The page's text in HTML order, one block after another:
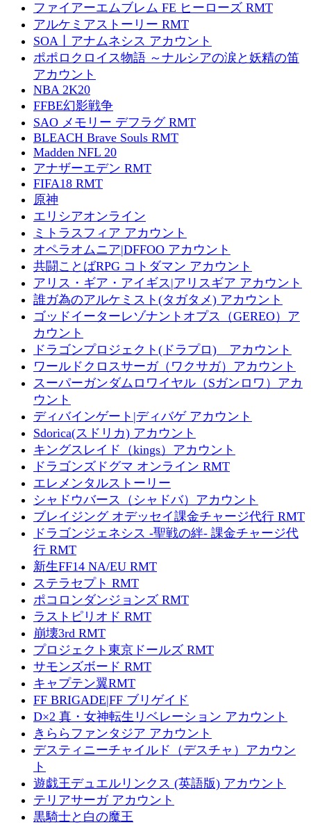
ファイアーエムブレム FE ヒーローズ RMT
アルケミアストーリー RMT
SOA丨アナムネシス アカウント
ポポロクロイス物語 ～ナルシアの涙と妖精の笛
アカウント
NBA 2K20
FFBE幻影戦争
SAO メモリー デフラグ RMT
BLEACH Brave Souls RMT
Madden NFL 20
アナザーエデン RMT
FIFA18 RMT
原神
エリシアオンライン
ミトラスフィア アカウント
オペラオムニア|DFFOO アカウント
共闘ことばRPG コトダマン アカウント
アリス・ギア・アイギス|アリスギア アカウント
誰ガ為のアルケミスト(タガタメ) アカウント
ゴッドイーターレゾナントオプス（GEREO）ア
カウント
ドラゴンプロジェクト(ドラプロ) アカウント
ワールドクロスサーガ（ワクサガ）アカウント
スーパーガンダムロワイヤル（Sガンロワ）アカ
ウント
ディバインゲート|ディバゲ アカウント
Sdorica(スドリカ) アカウント
キングスレイド（kings）アカウント
ドラゴンズドグマ オンライン RMT
エレメンタルストーリー
シャドウバース（シャドバ）アカウント
ブレイジング オデッセイ課金チャージ代行 RMT
ドラゴンジェネシス -聖戦の絆- 課金チャージ代
行 RMT
新生FF14 NA/EU RMT
ステラセプト RMT
ポコロンダンジョンズ RMT
ラストピリオド RMT
崩壊3rd RMT
プロジェクト東京ドールズ RMT
サモンズボード RMT
キャプテン翼RMT
FF BRIGADE|FF ブリゲイド
D×2 真・女神転生リベレーション アカウント
きららファンタジア アカウント
デスティニーチャイルド（デスチャ）アカウン
ト
遊戯王デュエルリンクス (英語版) アカウント
テリアサーガ アカウント
黒騎士と白の魔王